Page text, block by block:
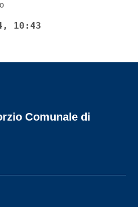
10:43
Comunale di